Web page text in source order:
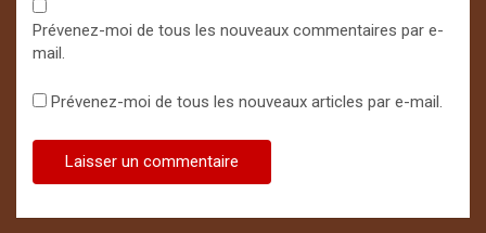
Prévenez-moi de tous les nouveaux commentaires par e-
mail.
Prévenez-moi de tous les nouveaux articles par e-mail.